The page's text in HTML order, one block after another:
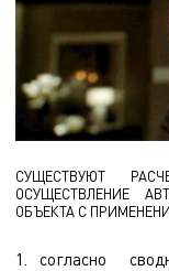
СУЩЕСТВУЮТ
ОСУЩЕСТВЛЕНИЕ
ОБЪЕКТА С
согласно